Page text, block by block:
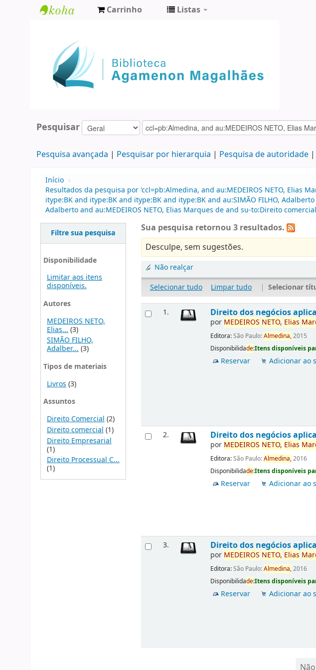
Agamenon
Magalhães
Carrinho Listas
Pesquisar
Pesquisa avançada Pesquisar por hierarquia Pesquisa de autoridade
Início ›
Resultados da pesquisa por 'ccl=pb:Almedina, and au:MEDEIROS NETO, Elias
itype:BK and itype:BK and itype:BK and itype:BK and au:SIMÃO FILHO,
Adalberto and au:MEDEIROS NETO, Elias Marques de and su-to:Direito
Filtre sua pesquisa
Disponibilidade
Limitar aos itens
disponíveis.
Autores
MEDEIROS NETO,
Elias... (3)
SIMÃO FILHO,
Adalber...(3)
Tipos de materiais
Livros (3)
Assuntos
Direito Comercial (2)
Direito comercial (1)
Direito Empresarial
(1)
Direito Processual C...
(1)
Sua pesquisa retornou 3 resultados.
Desculpe, sem sugestões.
Não realçar
Selecionar tudo
Limpar tudo | Selecionar
1. Direito dos negócios
por MEDEIROS NETO, Elias
Editora:São Paulo:Almedina,2015
Disponibilidade:Itens disponíveis
Reservar Adicionar ao
2. Direito dos negócios
por MEDEIROS NETO, Elias
Editora:São Paulo:Almedina,2016
Disponibilidade:Itens disponíveis
Reservar Adicionar ao
3. Direito dos negócios
por MEDEIROS NETO, Elias
Editora:São Paulo:Almedina,2016
Disponibilidade:Itens disponíveis
Reservar Adicionar ao